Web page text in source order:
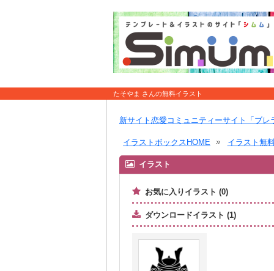
たそやま さんの無料イラスト
新サイト恋愛コミュニティーサイト「ブレ
イラストボックスHOME イラスト無
イラスト
お気に入りイラスト (0)
ダウンロードイラスト (1)